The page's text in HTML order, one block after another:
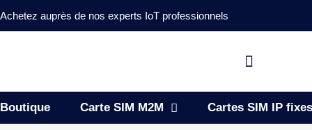
au
contenu
Achetez auprès de nos experts IoT professionnels
Flyout
Menu
Boutique Carte SIM M2M Cartes SIM IP fixes